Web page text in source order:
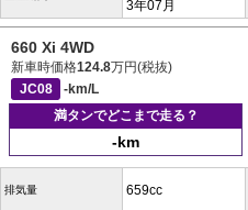
3年07月
660 Xi 4WD
新車時価格124.8万円(税抜)
JC08
-km/L
満タンでどこまで走る？
-km
排気量 659cc